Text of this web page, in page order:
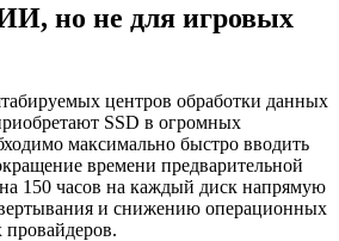
но не для игровых
центров обработки данных
SSD в огромных
максимально быстро вводить
времени предварительной
150 часов на каждый диск напрямую
и снижению операционных
провайдеров.